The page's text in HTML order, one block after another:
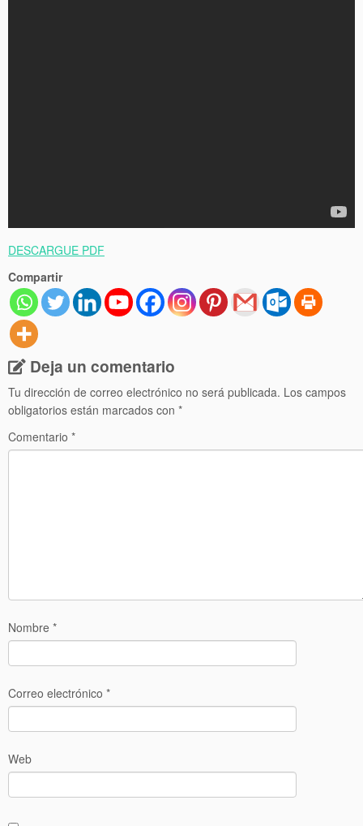
DESCARGUE PDF
Compartir
Deja un comentario
Tu dirección de correo electrónico no será publicada. Los campos
obligatorios están marcados con *
Comentario *
Nombre *
Correo electrónico *
Web